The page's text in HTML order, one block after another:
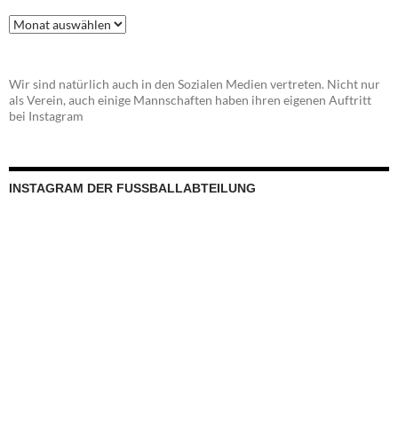
Beitragsarchiv
Wir sind natürlich auch in den Sozialen Medien vertreten. Nicht nur
als Verein, auch einige Mannschaften haben ihren eigenen Auftritt
bei Instagram
INSTAGRAM DER FUSSBALLABTEILUNG